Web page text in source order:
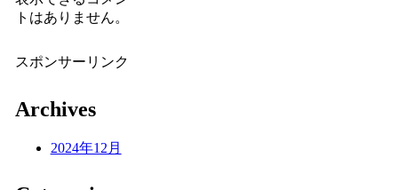
トはありません。
スポンサーリンク
Archives
2024年12月